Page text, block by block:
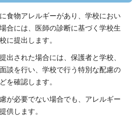
食物アレルギーがあり、学校におい
合には、医師の診断に基づく学校生
に提出します。
出された場合には、保護者と学校、
談を行い、学校で行う特別な配慮の
を確認します。
が必要でない場合でも、アレルギー
供します。